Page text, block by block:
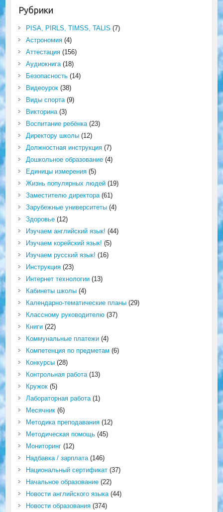
Рубрики
PISA, PIRLS, TIMSS, TALIS (7)
Астрономия(4)
Аттестация(156)
Аудиокнига(18)
Безопасность(14)
Видеоурок(38)
Виды спорта(9)
Викторина(3)
Воспитание ребёнка(23)
Директору школы(12)
Должностная инструкция(7)
Дошкольное образование(4)
Единицы измерения(5)
Жизнь популярных людей(19)
Заместителю директора(61)
Зарубежные университеты(4)
Здоровье(12)
Изучаем английский язык! (44)
Изучаем корейский язык! (5)
Изучаем русский язык! (16)
Инструкция(23)
Интернет технологии(13)
Кабинеты школы(4)
Календарно-тематические планы(29)
Классному руководителю(37)
Книги(22)
Коммунальные платежи(4)
Компетенция по предметам (6)
Конкурсы(28)
Контрольная работа(13)
Кружок(5)
Лабораторная работа(1)
Месячник(6)
Методика преподавания(12)
Методическая помощь(45)
Мониторинг(12)
Надбавка / зарплата(146)
Национальный сертификат(37)
Начальное образование(22)
Новости английского языка(44)
Новости образования(374)